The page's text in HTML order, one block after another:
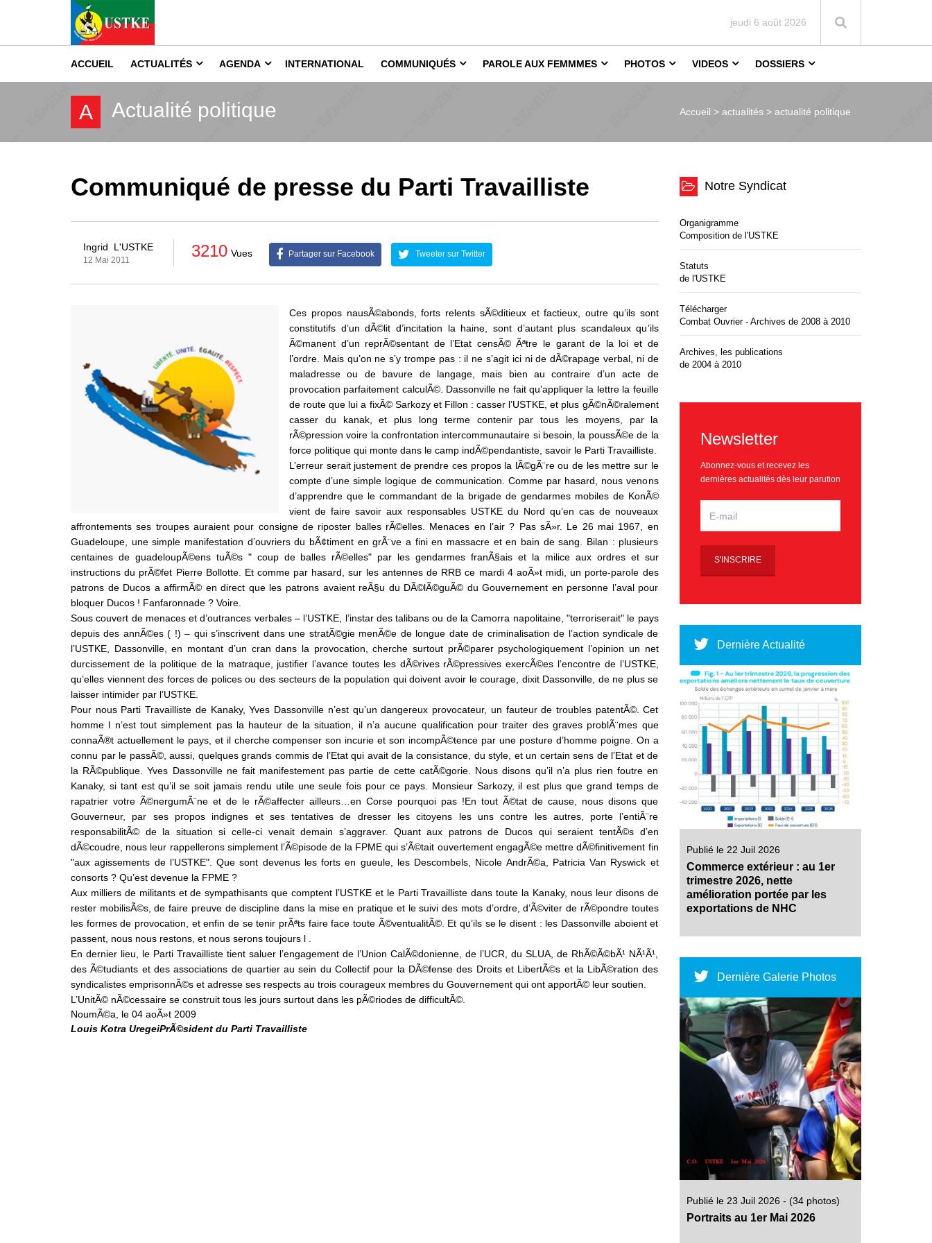
jeudi 6 août 2026
ACCUEIL ACTUALITÉS AGENDA INTERNATIONAL COMMUNIQUÉS PAROLE AUX FEMMMES PHOTOS VIDEOS DOSSIERS
A Actualité politique Accueil > actualités > actualité politique
Communiqué de presse du Parti Travailliste
Ingrid L'USTKE
12 Mai 2011
3210 Vues Partager sur Facebook Tweeter sur Twitter
Ces propos nausÃ©abonds, forts relents sÃ©ditieux et factieux, outre qu’ils sont
constitutifs d’un dÃ©lit d’incitation la haine, sont d’autant plus scandaleux qu’ils
Ã©manent d’un reprÃ©sentant de l’Etat censÃ© Ãªtre le garant de la loi et de
l’ordre. Mais qu’on ne s’y trompe pas : il ne s’agit ici ni de dÃ©rapage verbal, ni de
maladresse ou de bavure de langage, mais bien au contraire d’un acte de
provocation parfaitement calculÃ©. Dassonville ne fait qu’appliquer la lettre la feuille
de route que lui a fixÃ© Sarkozy et Fillon : casser l’USTKE, et plus gÃ©nÃ©ralement
casser du kanak, et plus long terme contenir par tous les moyens, par la
rÃ©pression voire la confrontation intercommunautaire si besoin, la poussÃ©e de la
force politique qui monte dans le camp indÃ©pendantiste, savoir le Parti Travailliste.
L’erreur serait justement de prendre ces propos la lÃ©gÃ¨re ou de les mettre sur le
compte d’une simple logique de communication. Comme par hasard, nous venons
d’apprendre que le commandant de la brigade de gendarmes mobiles de KonÃ©
vient de faire savoir aux responsables USTKE du Nord qu’en cas de nouveaux
affrontements ses troupes auraient pour consigne de riposter balles rÃ©elles. Menaces en l’air ? Pas sÃ»r. Le 26 mai 1967, en
Guadeloupe, une simple manifestation d’ouvriers du bÃ¢timent en grÃ¨ve a fini en massacre et en bain de sang. Bilan : plusieurs
centaines de guadeloupÃ©ens tuÃ©s " coup de balles rÃ©elles" par les gendarmes franÃ§ais et la milice aux ordres et sur
instructions du prÃ©fet Pierre Bollotte. Et comme par hasard, sur les antennes de RRB ce mardi 4 aoÃ»t midi, un porte-parole des
patrons de Ducos a affirmÃ© en direct que les patrons avaient reÃ§u du DÃ©lÃ©guÃ© du Gouvernement en personne l’aval pour
bloquer Ducos ! Fanfaronnade ? Voire.
Sous couvert de menaces et d’outrances verbales – l’USTKE, l’instar des talibans ou de la Camorra napolitaine, "terroriserait" le pays
depuis des annÃ©es ( !) – qui s’inscrivent dans une stratÃ©gie menÃ©e de longue date de criminalisation de l’action syndicale de
l’USTKE, Dassonville, en montant d’un cran dans la provocation, cherche surtout prÃ©parer psychologiquement l’opinion un net
durcissement de la politique de la matraque, justifier l’avance toutes les dÃ©rives rÃ©pressives exercÃ©es l’encontre de l’USTKE,
qu’elles viennent des forces de polices ou des secteurs de la population qui doivent avoir le courage, dixit Dassonville, de ne plus se
laisser intimider par l’USTKE.
Pour nous Parti Travailliste de Kanaky, Yves Dassonville n’est qu’un dangereux provocateur, un fauteur de troubles patentÃ©. Cet
homme l n’est tout simplement pas la hauteur de la situation, il n’a aucune qualification pour traiter des graves problÃ¨mes que
connaÃ®t actuellement le pays, et il cherche compenser son incurie et son incompÃ©tence par une posture d’homme poigne. On a
connu par le passÃ©, aussi, quelques grands commis de l’Etat qui avait de la consistance, du style, et un certain sens de l’Etat et de
la RÃ©publique. Yves Dassonville ne fait manifestement pas partie de cette catÃ©gorie. Nous disons qu’il n’a plus rien foutre en
Kanaky, si tant est qu’il se soit jamais rendu utile une seule fois pour ce pays. Monsieur Sarkozy, il est plus que grand temps de
rapatrier votre Ã©nergumÃ¨ne et de le rÃ©affecter ailleurs…en Corse pourquoi pas !En tout Ã©tat de cause, nous disons que
Gouverneur, par ses propos indignes et ses tentatives de dresser les citoyens les uns contre les autres, porte l’entiÃ¨re
responsabilitÃ© de la situation si celle-ci venait demain s’aggraver. Quant aux patrons de Ducos qui seraient tentÃ©s d’en
dÃ©coudre, nous leur rappellerons simplement l’Ã©pisode de la FPME qui s’Ã©tait ouvertement engagÃ©e mettre dÃ©finitivement fin
"aux agissements de l’USTKE". Que sont devenus les forts en gueule, les Descombels, Nicole AndrÃ©a, Patricia Van Ryswick et
consorts ? Qu’est devenue la FPME ?
Aux milliers de militants et de sympathisants que comptent l’USTKE et le Parti Travailliste dans toute la Kanaky, nous leur disons de
rester mobilisÃ©s, de faire preuve de discipline dans la mise en pratique et le suivi des mots d’ordre, d’Ã©viter de rÃ©pondre toutes
les formes de provocation, et enfin de se tenir prÃªts faire face toute Ã©ventualitÃ©. Et qu’ils se le disent : les Dassonville aboient et
passent, nous nous restons, et nous serons toujours l .
En dernier lieu, le Parti Travailliste tient saluer l’engagement de l’Union CalÃ©donienne, de l’UCR, du SLUA, de RhÃ©Ã©bÃ¹ NÃ¹Ã¹,
des Ã©tudiants et des associations de quartier au sein du Collectif pour la DÃ©fense des Droits et LibertÃ©s et la LibÃ©ration des
syndicalistes emprisonnÃ©s et adresse ses respects au trois courageux membres du Gouvernement qui ont apportÃ© leur soutien.
L’UnitÃ© nÃ©cessaire se construit tous les jours surtout dans les pÃ©riodes de difficultÃ©.
NoumÃ©a, le 04 aoÃ»t 2009
Louis Kotra UregeiPrÃ©sident du Parti Travailliste
Notre Syndicat
Organigramme
Composition de l'USTKE
Statuts
de l'USTKE
Télécharger
Combat Ouvrier - Archives de 2008 à 2010
Archives, les publications
de 2004 à 2010
Newsletter
Abonnez-vous et recevez les
dernières actualités dès leur parution
Dernière Actualité
Publié le 22 Juil 2026
Commerce extérieur : au 1er
trimestre 2026, nette
amélioration portée par les
exportations de NHC
Dernière Galerie Photos
Publié le 23 Juil 2026 - (34 photos)
Portraits au 1er Mai 2026